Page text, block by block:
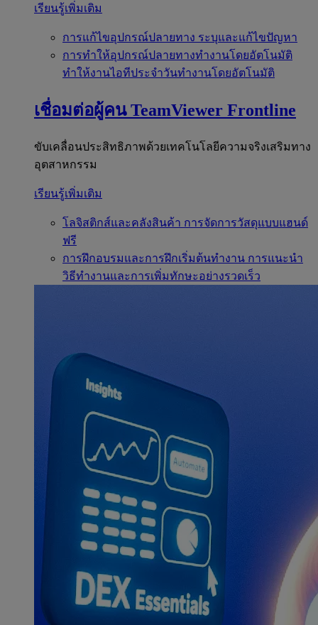
เรียนรู้เพิ่มเติม
การแก้ไขอุปกรณ์ปลายทาง ระบุและแก้ไขปัญหา
การทำให้อุปกรณ์ปลายทางทำงานโดยอัตโนมัติ
ทำให้งานไอทีประจำวันทำงานโดยอัตโนมัติ
เชื่อมต่อผู้คน TeamViewer Frontline
ขับเคลื่อนประสิทธิภาพด้วยเทคโนโลยีความจริงเสริมทาง
อุตสาหกรรม
เรียนรู้เพิ่มเติม
โลจิสติกส์และคลังสินค้า การจัดการวัสดุแบบแฮนด์
ฟรี
การฝึกอบรมและการฝึกเริ่มต้นทำงาน การแนะนำ
วิธีทำงานและการเพิ่มทักษะอย่างรวดเร็ว